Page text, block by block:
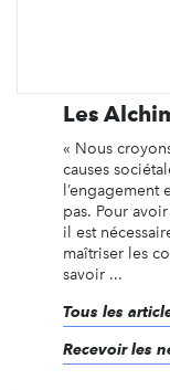
Les
« Nous
causes
pas. Pour
il est
maîtriser les
savoir ...
Tous les
Recevoir les